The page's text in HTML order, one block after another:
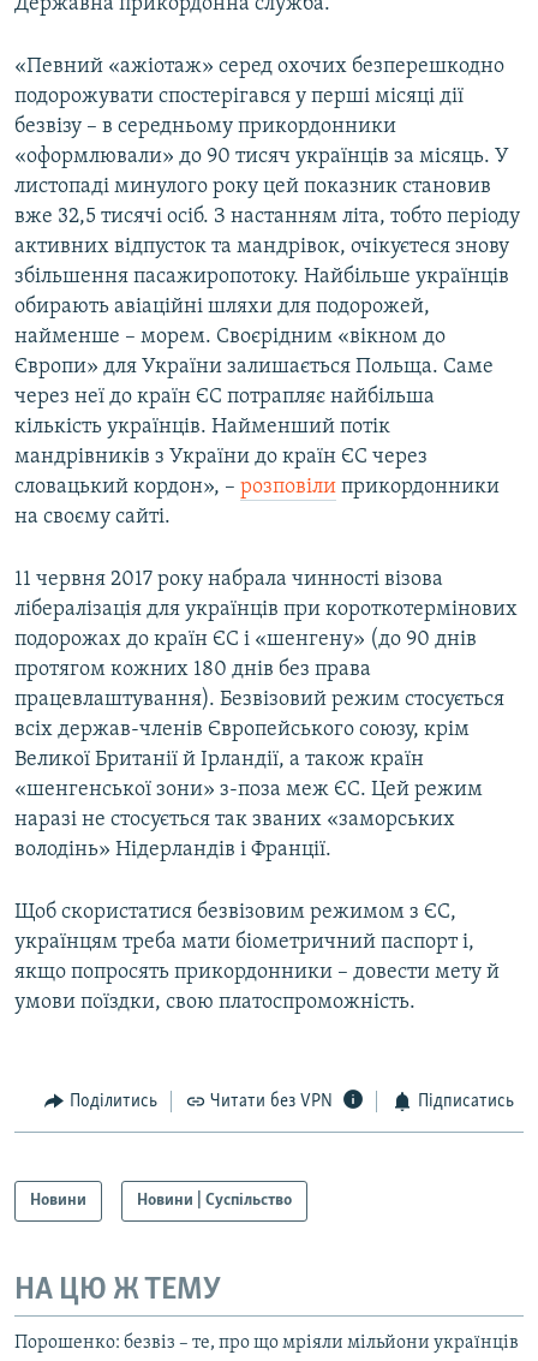
Усі сайти RFE/RL
Державна прикордонна служба.
«Певний «ажіотаж» серед охочих безперешкодно
подорожувати спостерігався у перші місяці дії
безвізу – в середньому прикордонники
«оформлювали» до 90 тисяч українців за місяць. У
листопаді минулого року цей показник становив
вже 32,5 тисячі осіб. З настанням літа, тобто періоду
активних відпусток та мандрівок, очікуєтеся знову
збільшення пасажиропотоку. Найбільше українців
обирають авіаційні шляхи для подорожей,
найменше – морем. Своєрідним «вікном до
Європи» для України залишається Польща. Саме
через неї до країн ЄС потрапляє найбільша
кількість українців. Найменший потік
мандрівників з України до країн ЄС через
словацький кордон», – розповіли прикордонники
на своєму сайті.
11 червня 2017 року набрала чинності візова
лібералізація для українців при короткотермінових
подорожах до країн ЄС і «шенгену» (до 90 днів
протягом кожних 180 днів без права
працевлаштування). Безвізовий режим стосується
всіх держав-членів Європейського союзу, крім
Великої Британії й Ірландії, а також країн
«шенгенської зони» з-поза меж ЄС. Цей режим
наразі не стосується так званих «заморських
володінь» Нідерландів і Франції.
Щоб скористатися безвізовим режимом з ЄС,
українцям треба мати біометричний паспорт і,
якщо попросять прикордонники – довести мету й
умови поїздки, свою платоспроможність.
Поділитись Читати без VPN Підписатись
Новини Новини | Суспільство
НА ЦЮ Ж ТЕМУ
Порошенко: безвіз – те, про що мріяли мільйони українців